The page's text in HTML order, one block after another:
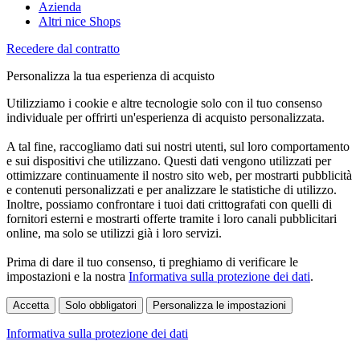
Azienda
Altri nice Shops
Recedere dal contratto
Personalizza la tua esperienza di acquisto
Utilizziamo i cookie e altre tecnologie solo con il tuo consenso
individuale per offrirti un'esperienza di acquisto personalizzata.
A tal fine, raccogliamo dati sui nostri utenti, sul loro comportamento
e sui dispositivi che utilizzano. Questi dati vengono utilizzati per
ottimizzare continuamente il nostro sito web, per mostrarti pubblicità
e contenuti personalizzati e per analizzare le statistiche di utilizzo.
Inoltre, possiamo confrontare i tuoi dati crittografati con quelli di
fornitori esterni e mostrarti offerte tramite i loro canali pubblicitari
online, ma solo se utilizzi già i loro servizi.
Prima di dare il tuo consenso, ti preghiamo di verificare le
impostazioni e la nostra Informativa sulla protezione dei dati.
Accetta Solo obbligatori Personalizza le impostazioni
Informativa sulla protezione dei dati